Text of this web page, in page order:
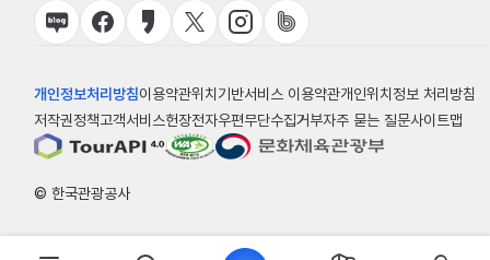
개인정보처리방침이용약관위치기반서비스 이용약관개인위치정보 처리방침
저작권정책고객서비스헌장전자우편무단수집거부자주 묻는 질문사이트맵
© 한국관광공사